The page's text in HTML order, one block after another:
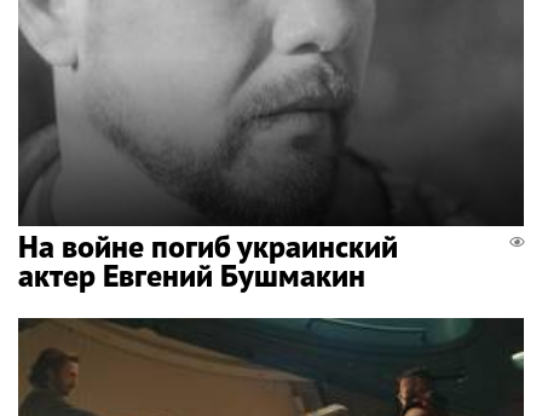
На войне погиб украинский
актер Евгений Бушмакин